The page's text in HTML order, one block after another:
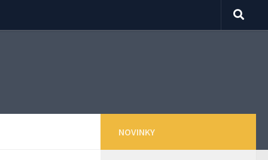
NOVINKY